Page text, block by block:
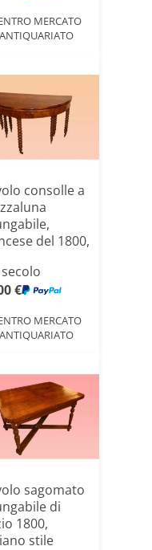
MERCATO
ANTIQUARIATO
consolle a
del 1800,
secolo
€
MERCATO
ANTIQUARIATO
sagomato
di
1800,
stile